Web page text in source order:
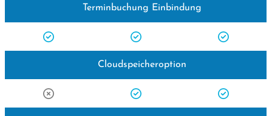
Terminbuchung Einbindung
Cloudspeicheroption